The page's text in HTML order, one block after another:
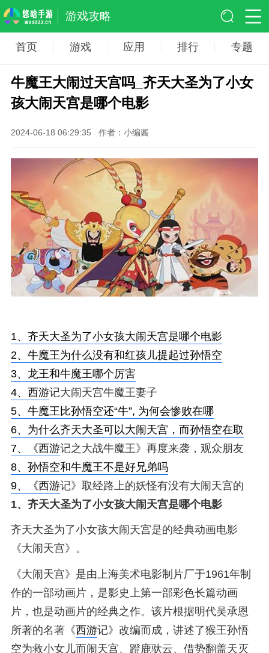
游戏攻略
首页 游戏 应用 排行 专题
牛魔王大闹过天宫吗_齐天大圣为了小女
孩大闹天宫是哪个电影
2024-06-18 06:29:35 作者：小编酱
1、 齐天大圣为了小女孩大闹天宫是哪个电影
2、 牛魔王为什么没有和红孩儿提起过孙悟空
3、 龙王和牛魔王哪个厉害
4、 西游记大闹天宫牛魔王妻子
5、 牛魔王比孙悟空还“牛”, 为何会惨败在哪
6、 为什么齐天大圣可以大闹天宫，而孙悟空在取
7、
《西游记之大战牛魔王》再度来袭，观众朋友
8、 孙悟空和牛魔王不是好兄弟吗
9、
《西游记》取经路上的妖怪有没有大闹天宫的
1、齐天大圣为了小女孩大闹天宫是哪个电影
齐天大圣为了小女孩大闹天宫是的经典动画电影
《大闹天宫》。
《大闹天宫》是由上海美术电影制片厂于1961年制
作的一部动画片，是影史上第一部彩色长篇动画
片，也是动画片的经典之作。该片根据明代吴承恩
所著的名著《西游记》改编而成，讲述了猴王孙悟
空为救小女儿而闹天宫、蹬鹿驮云、借势翻盖天灭